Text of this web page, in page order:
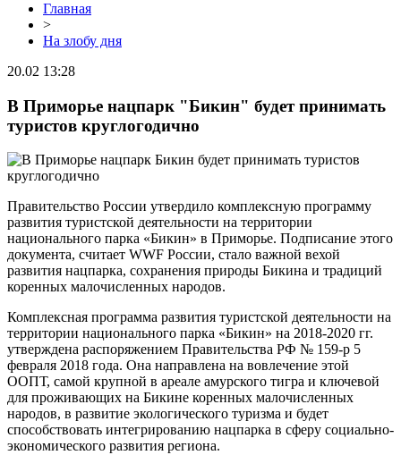
Главная
>
На злобу дня
20.02 13:28
В Приморье нацпарк "Бикин" будет принимать
туристов круглогодично
Правительство России утвердило комплексную программу
развития туристской деятельности на территории
национального парка «Бикин» в Приморье. Подписание этого
документа, считает WWF России, стало важной вехой
развития нацпарка, сохранения природы Бикина и традиций
коренных малочисленных народов.
Комплексная программа развития туристской деятельности на
территории национального парка «Бикин» на 2018-2020 гг.
утверждена распоряжением Правительства РФ № 159-р 5
февраля 2018 года. Она направлена на вовлечение этой
ООПТ, самой крупной в ареале амурского тигра и ключевой
для проживающих на Бикине коренных малочисленных
народов, в развитие экологического туризма и будет
способствовать интегрированию нацпарка в сферу социально-
экономического развития региона.